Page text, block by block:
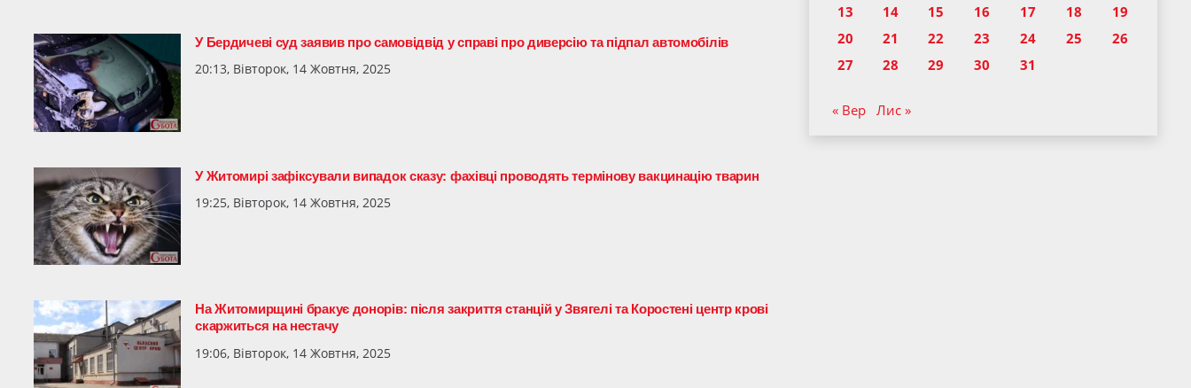
У Бердичеві суд заявив про самовідвід у справі про диверсію та підпал автомобілів
20:13, Вівторок, 14 Жовтня, 2025
У Житомирі зафіксували випадок сказу: фахівці проводять термінову вакцинацію тварин
19:25, Вівторок, 14 Жовтня, 2025
На Житомирщині бракує донорів: після закриття станцій у Звягелі та Коростені центр крові
скаржиться на нестачу
19:06, Вівторок, 14 Жовтня, 2025
13
14 15 16 17 18
19
20
21 22 23 24 25
26
27
28 29 30 31
« Вер Лис »